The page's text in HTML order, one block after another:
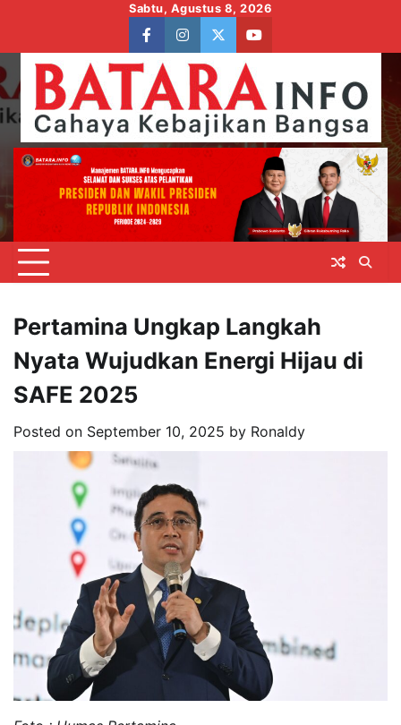
content
Sabtu, Agustus 8, 2026
facebookinstagram
twitteryoutube
Pertamina Ungkap Langkah
Nyata Wujudkan Energi Hijau di
SAFE 2025
Posted on September 10, 2025 by Ronaldy